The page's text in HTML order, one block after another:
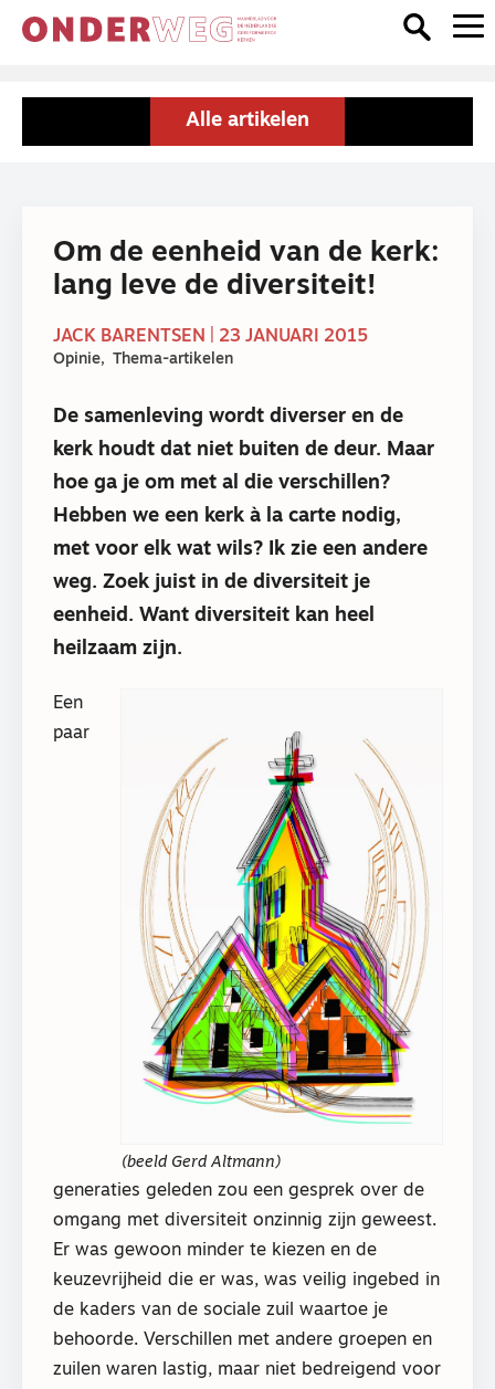
Alle artikelen
Om de eenheid van de kerk:
lang leve de diversiteit!
JACK BARENTSEN | 23 JANUARI 2015
Opinie Thema-artikelen
De samenleving wordt diverser en de
kerk houdt dat niet buiten de deur. Maar
hoe ga je om met al die verschillen?
Hebben we een kerk à la carte nodig,
met voor elk wat wils? Ik zie een andere
weg. Zoek juist in de diversiteit je
eenheid. Want diversiteit kan heel
heilzaam zijn.
(beeld Gerd Altmann)
Een
paar
generaties geleden zou een gesprek over de
omgang met diversiteit onzinnig zijn geweest.
Er was gewoon minder te kiezen en de
keuzevrijheid die er was, was veilig ingebed in
de kaders van de sociale zuil waartoe je
behoorde. Verschillen met andere groepen en
zuilen waren lastig, maar niet bedreigend voor